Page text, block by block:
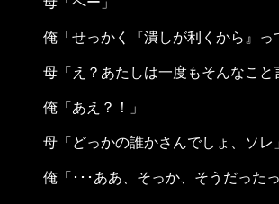
俺「せっかく『潰しが利くから』っ
母「え？あたしは一度もそんなこと
俺「あえ？！」
母「どっかの誰かさんでしょ、ソレ
俺「･･･ああ、そっか、そうだったっ